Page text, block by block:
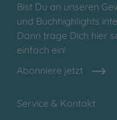
Bist Du an unseren
und Buchhighlights
Dann trage Dich hier
einfach ein!
Abonniere jetzt
Service & Kontakt